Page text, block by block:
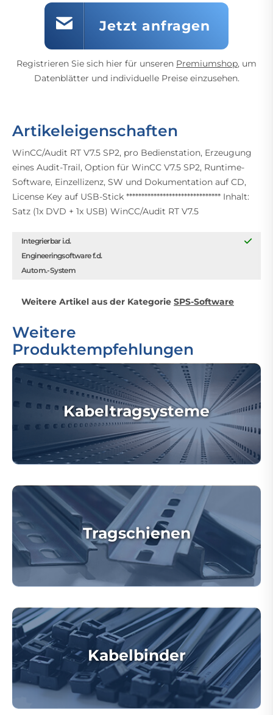
Jetzt anfragen
Registrieren Sie sich hier für unseren Premiumshop, um
Datenblätter und individuelle Preise einzusehen.
Artikeleigenschaften
WinCC/Audit RT V7.5 SP2, pro Bedienstation, Erzeugung
eines Audit-Trail, Option für WinCC V7.5 SP2, Runtime-
Software, Einzellizenz, SW und Dokumentation auf CD,
License Key auf USB-Stick ******************************* Inhalt:
Satz (1x DVD + 1x USB) WinCC/Audit RT V7.5
Integrierbar i.d.
Engineeringsoftware f.d.
Autom.-System
Weitere Artikel aus der Kategorie SPS-Software
Weitere
Produktempfehlungen
Kabeltragsysteme
Tragschienen
Kabelbinder